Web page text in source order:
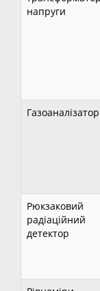
напруги
Рюкзаковий
радіаційний
детектор